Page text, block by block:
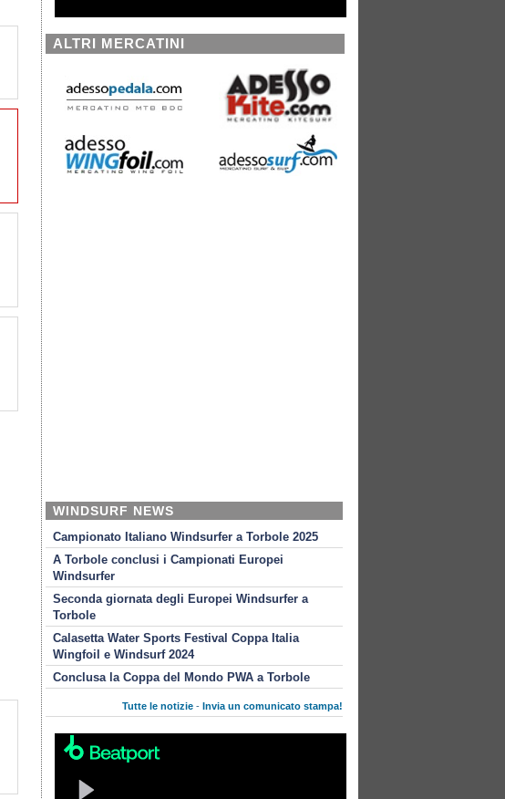
ALTRI MERCATINI
WINDSURF NEWS
Campionato Italiano Windsurfer a Torbole 2025
A Torbole conclusi i Campionati Europei
Windsurfer
Seconda giornata degli Europei Windsurfer a
Torbole
Calasetta Water Sports Festival Coppa Italia
Wingfoil e Windsurf 2024
Conclusa la Coppa del Mondo PWA a Torbole
Tutte le notizie -Invia un comunicato stampa!